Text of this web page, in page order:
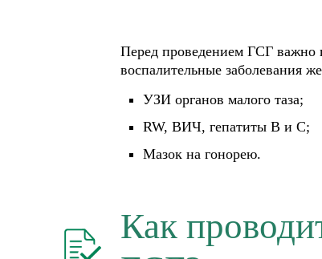
Перед проведением ГСГ важно
воспалительные заболевания
УЗИ органов малого таза;
RW, ВИЧ, гепатиты B и C;
Мазок на гонорею.
Как